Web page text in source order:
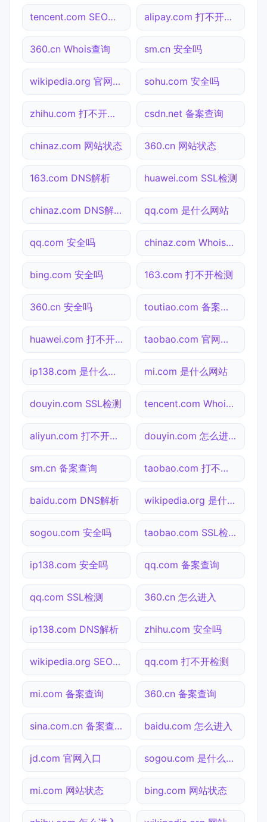
tencent.com SEO体检 alipay.com 打不开检测
360.cn Whois查询 sm.cn 安全吗
wikipedia.org 官网入口 sohu.com 安全吗
zhihu.com 打不开检测 csdn.net 备案查询
chinaz.com 网站状态 360.cn 网站状态
163.com DNS解析 huawei.com SSL检测
chinaz.com DNS解析 qq.com 是什么网站
qq.com 安全吗 chinaz.com Whois查询
bing.com 安全吗 163.com 打不开检测
360.cn 安全吗 toutiao.com 备案查询
huawei.com 打不开检测 taobao.com 官网入口
ip138.com 是什么网站 mi.com 是什么网站
douyin.com SSL检测 tencent.com Whois查询
aliyun.com 打不开检测 douyin.com 怎么进入
sm.cn 备案查询 taobao.com 打不开检测
baidu.com DNS解析 wikipedia.org 是什么网站
sogou.com 安全吗 taobao.com SSL检测
ip138.com 安全吗 qq.com 备案查询
qq.com SSL检测 360.cn 怎么进入
ip138.com DNS解析 zhihu.com 安全吗
wikipedia.org SEO体检 qq.com 打不开检测
mi.com 备案查询 360.cn 备案查询
sina.com.cn 备案查询 baidu.com 怎么进入
jd.com 官网入口 sogou.com 是什么网站
mi.com 网站状态 bing.com 网站状态